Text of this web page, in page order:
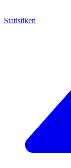
Statistiken